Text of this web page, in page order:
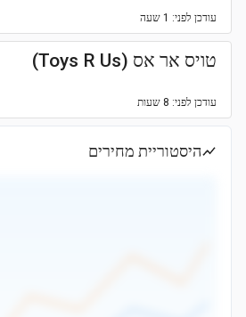
עודכן לפני: 1 שעה
טויס אר אס (Toys R Us)
עודכן לפני: 8 שעות
היסטוריית מחירים